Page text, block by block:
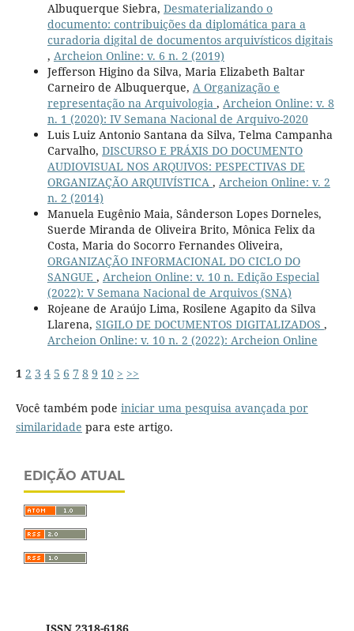
Albuquerque Siebra, Desmaterializando o
documento: contribuições da diplomática para a
curadoria digital de documentos arquivísticos digitais
, Archeion Online: v. 6 n. 2 (2019)
Jefferson Higino da Silva, Maria Elizabeth Baltar
Carneiro de Albuquerque, A Organização e
representação na Arquivologia , Archeion Online: v. 8
n. 1 (2020): IV Semana Nacional de Arquivo-2020
Luis Luiz Antonio Santana da Silva, Telma Campanha
Carvalho, DISCURSO E PRÁXIS DO DOCUMENTO
AUDIOVISUAL NOS ARQUIVOS: PESPECTIVAS DE
ORGANIZAÇÃO ARQUIVÍSTICA , Archeion Online: v. 2
n. 2 (2014)
Manuela Eugênio Maia, Sânderson Lopes Dorneles,
Suerde Miranda de Oliveira Brito, Mônica Felix da
Costa, Maria do Socorro Fernandes Oliveira,
ORGANIZAÇÃO INFORMACIONAL DO CICLO DO
SANGUE , Archeion Online: v. 10 n. Edição Especial
(2022): V Semana Nacional de Arquivos (SNA)
Rojeane de Araújo Lima, Rosilene Agapito da Silva
Llarena, SIGILO DE DOCUMENTOS DIGITALIZADOS ,
Archeion Online: v. 10 n. 2 (2022): Archeion Online
1 2 3 4 5 6 7 8 9 10 > >>
Você também pode iniciar uma pesquisa avançada por
similaridade para este artigo.
EDIÇÃO ATUAL